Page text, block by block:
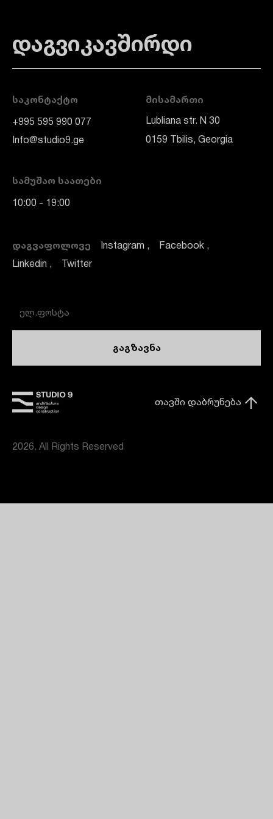
დაგვიკავშირდი
ᲡᲐᲙᲝᲜᲢᲐᲥᲢᲝ
+995 595 990 077
Info@studio9.ge
ᲛᲘᲡᲐᲛᲐᲠᲗᲘ
Lubliana str. N 30
0159 Tbilis, Georgia
ᲓᲐᲒᲕᲐᲤᲝᲚᲝᲕᲔ Instagram Facebook
Linkedin Twitter
ᲡᲐᲛᲣᲨᲐᲝ ᲡᲐᲐᲗᲔᲑᲘ
10:00 - 19:00
თავში დაბრუნება
გაგზავნა
2026. All Rights Reserved